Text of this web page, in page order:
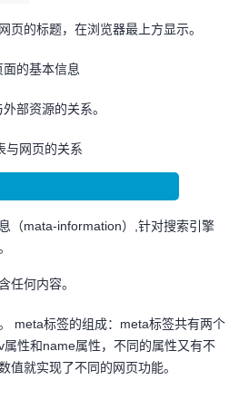
页的标题，在浏览器最上方显示。
面的基本信息
部资源的关系。
与网页的关系
（mata-information）,针对搜索引擎
任何内容。
meta标签的组成：meta标签共有两个
性和name属性，不同的属性又有不
值就实现了不同的网页功能。